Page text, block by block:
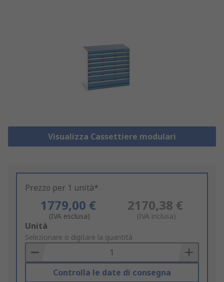
Visualizza Cassettiere modulari
Prezzo per 1 unità*
1779,00 €
(IVA esclusa)
2170,38 €
(IVA inclusa)
Add
to
Basket
Unità
Selezionare o digitare la quantità
Controlla le date di consegna